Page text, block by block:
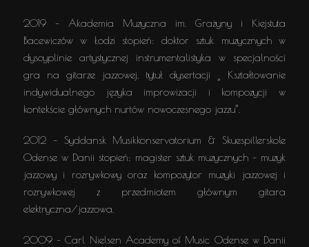
2019 – Akademia Muzyczna im. Grażyny i Kiejstuta
Bacewiczów w Łodzi stopień: doktor sztuk muzycznych w
dyscyplinie artystycznej instrumentalistyka w specjalności
gra na gitarze jazzowej, tytuł dysertacji „ Kształtowanie
indywidualnego języka improwizacji i kompozycji w
kontekście głównych nurtów nowoczesnego jazzu”.
2012 – Syddansk Musikkonservatorium & Skuespillerskole
Odense w Danii stopień: magister sztuk muzycznych – muzyk
jazzowy i rozrywkowy oraz kompozytor muzyki jazzowej i
rozrywkowej z przedmiotem głównym gitara
elektryczna/jazzowa.
2009 – Carl Nielsen Academy of Music Odense w Danii